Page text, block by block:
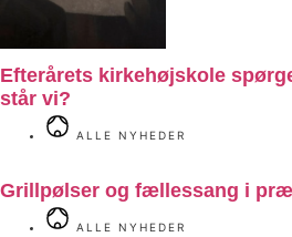
Efterårets kirkehøjskole
står vi?
ALLE NYHEDER
Grillpølser og fællessang i
ALLE NYHEDER